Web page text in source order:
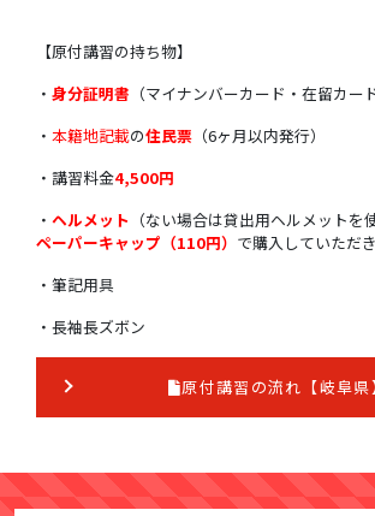
【原付講習の持ち物】
・ 身分証明書 （マイナンバーカード・在留カー
・ 本籍地記載の住民票 （6ヶ月以内発行）
・講習料金4,500円
・ ヘルメット （ない場合は貸出用ヘルメットを
ペーパーキャップ（110円） で購入していただき
・筆記用具
・長袖長ズボン
原付講習の流れ【岐阜県